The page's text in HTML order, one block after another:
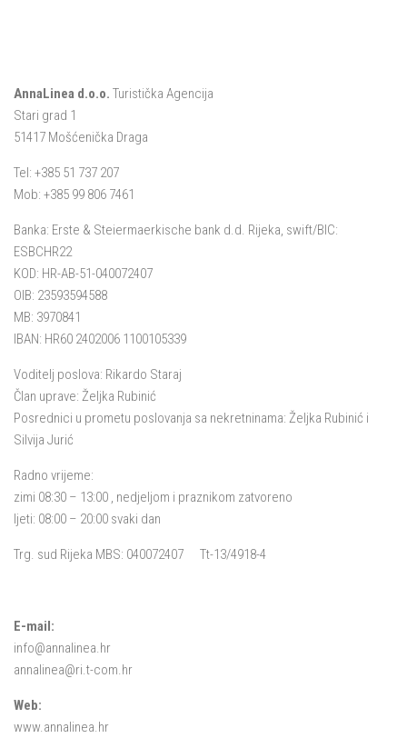
AnnaLinea d.o.o. Turistička Agencija
Stari grad 1
51417 Mošćenička Draga
Tel: +385 51 737 207
Mob: +385 99 806 7461
Banka: Erste & Steiermaerkische bank d.d. Rijeka, swift/BIC:
ESBCHR22
KOD: HR-AB-51-040072407
OIB: 23593594588
MB: 3970841
IBAN: HR60 2402006 1100105339
Voditelj poslova: Rikardo Staraj
Član uprave: Željka Rubinić
Posrednici u prometu poslovanja sa nekretninama: Željka Rubinić i
Silvija Jurić
Radno vrijeme:
zimi 08:30 – 13:00 , nedjeljom i praznikom zatvoreno
ljeti: 08:00 – 20:00 svaki dan
Trg. sud Rijeka MBS: 040072407 Tt-13/4918-4
E-mail:
info@annalinea.hr
annalinea@ri.t-com.hr
Web:
www.annalinea.hr